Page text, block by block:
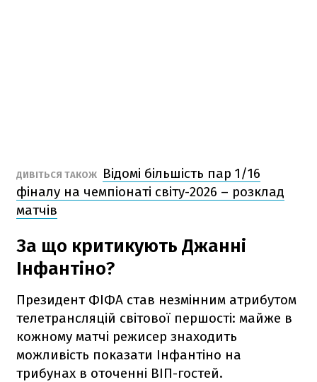
ДИВІТЬСЯ ТАКОЖ
Відомі більшість пар 1/16
фіналу на чемпіонаті світу-2026 – розклад
матчів
За що критикують Джанні
Інфантіно?
Президент ФІФА став незмінним атрибутом
телетрансляцій світової першості: майже в
кожному матчі режисер знаходить
можливість показати Інфантіно на
трибунах в оточенні ВІП-гостей.